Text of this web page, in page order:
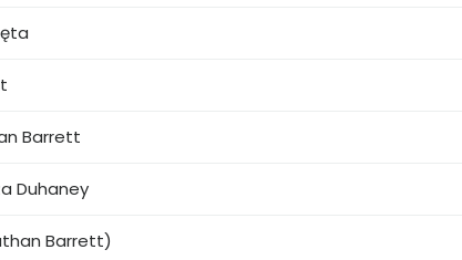
Barrett
Duhaney
Barrett)